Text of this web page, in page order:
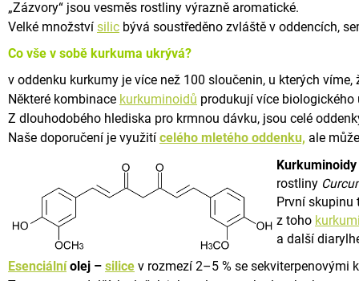
„Zázvory“ jsou vesměs rostliny výrazně aromatické.
Velké množství silic bývá soustředěno zvláště v oddencích,
Co vše v sobě kurkuma ukrývá?
v oddenku kurkumy je více než 100 sloučenin, u kterých
Některé kombinace kurkuminoidů produkují více
Z dlouhodobého hlediska pro krmnou dávku, jsou celé
Naše doporučení je využití celého mletého oddenku, ale
Kurkuminoidy
rostliny
První skupinu
z toho
a další
Esenciálníolej – silice v rozmezí 2–5 % se sekviterpenovými
HLEDAT
D
č
e